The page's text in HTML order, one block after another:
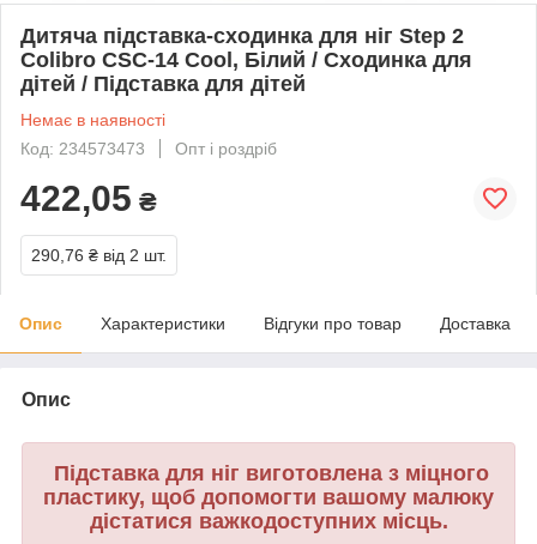
Дитяча підставка-сходинка для ніг Step 2
Colibro CSC-14 Cool, Білий / Сходинка для
дітей / Підставка для дітей
Немає в наявності
Код: 234573473
Опт і роздріб
422,05 ₴
290,76 ₴ від 2 шт.
Опис Характеристики Відгуки про товар Доставка
Опис
Підставка для ніг виготовлена з міцного
пластику, щоб допомогти вашому малюку
дістатися важкодоступних місць.